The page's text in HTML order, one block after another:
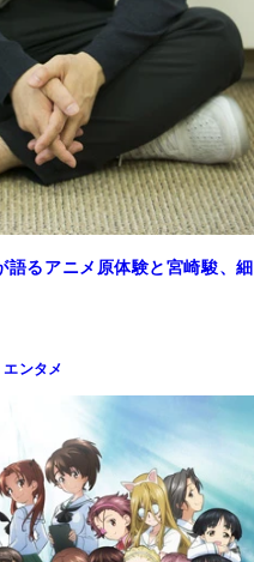
語るアニメ原体験と宮崎駿、細
エンタメ